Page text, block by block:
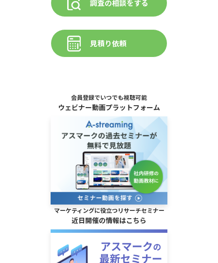
調査の相談をする
見積り依頼
会員登録でいつでも視聴可能
ウェビナー動画プラットフォーム
マーケティングに役立つリサーチセミナー
近日開催の情報はこちら